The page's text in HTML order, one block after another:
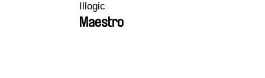
Illogic
Maestro